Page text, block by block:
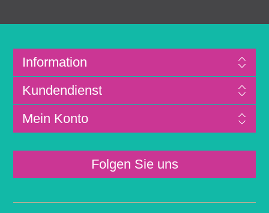
Information
Kundendienst
Mein Konto
Folgen Sie uns